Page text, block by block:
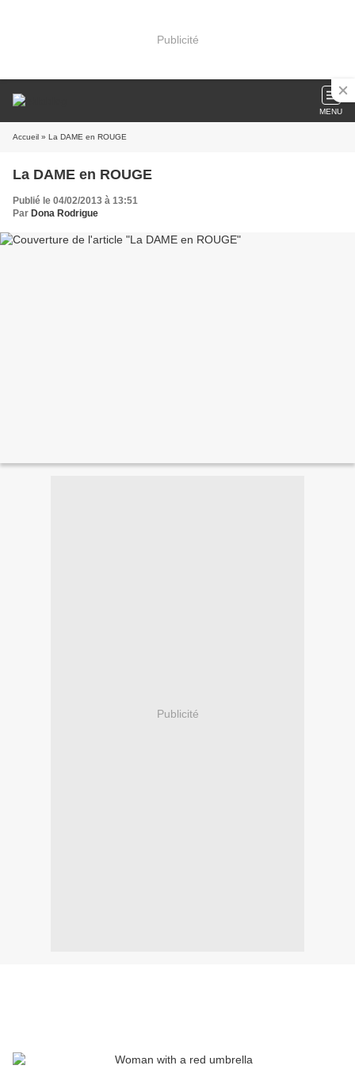
Publicité
MENU
Accueil » La DAME en ROUGE
La DAME en ROUGE
Publié le 04/02/2013 à 13:51
Par Dona Rodrigue
Publicité